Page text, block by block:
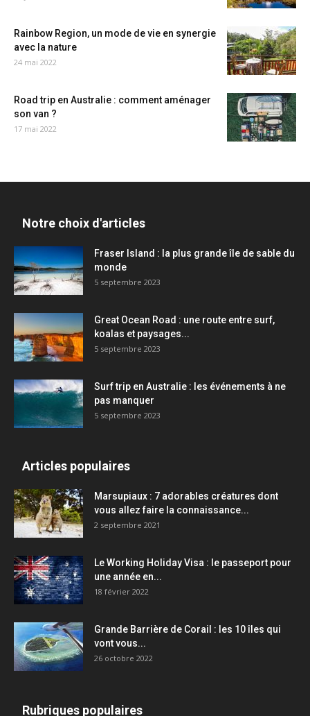
Rainbow Region, un mode de vie en synergie
avec la nature
24 mai 2022
Road trip en Australie : comment aménager
son van ?
17 mai 2022
Notre choix d'articles
Fraser Island : la plus grande île de sable du
monde
5 septembre 2023
Great Ocean Road : une route entre surf,
koalas et paysages...
5 septembre 2023
Surf trip en Australie : les événements à ne
pas manquer
5 septembre 2023
Articles populaires
Marsupiaux : 7 adorables créatures dont
vous allez faire la connaissance...
2 septembre 2021
Le Working Holiday Visa : le passeport pour
une année en...
18 février 2022
Grande Barrière de Corail : les 10 îles qui
vont vous...
26 octobre 2022
Rubriques populaires